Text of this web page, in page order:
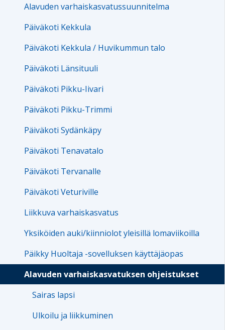
Alavuden varhaiskasvatussuunnitelma
Päiväkoti Kekkula
Päiväkoti Kekkula / Huvikummun talo
Päiväkoti Länsituuli
Päiväkoti Pikku-Iivari
Päiväkoti Pikku-Trimmi
Päiväkoti Sydänkäpy
Päiväkoti Tenavatalo
Päiväkoti Tervanalle
Päiväkoti Veturiville
Liikkuva varhaiskasvatus
Yksiköiden auki/kiinniolot yleisillä lomaviikoilla
Päikky Huoltaja -sovelluksen käyttäjäopas
Alavuden varhaiskasvatuksen ohjeistukset
Sairas lapsi
Ulkoilu ja liikkuminen